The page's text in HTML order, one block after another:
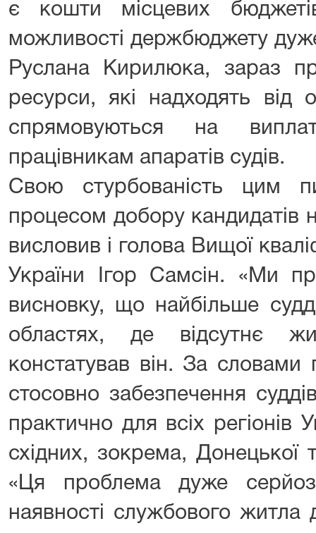
є кошти місцевих
можливості держбюджету
Руслана Кирилюка, зараз
ресурси, які надходять від
спрямовуються на
працівникам апаратів судів.
Свою стурбованість цим
процесом добору кандидатів
висловив і голова Вищої
України Ігор Самсін. «Ми
висновку, що найбільше
областях, де відсутнє
констатував він. За
стосовно забезпечення
практично для всіх регіонів
східних, зокрема, Донецької
«Ця проблема дуже
наявності службового житла